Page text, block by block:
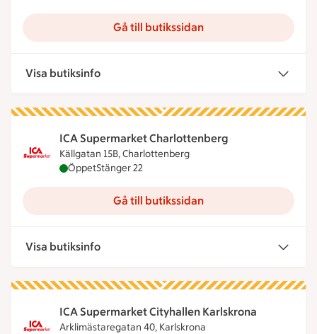
Gå till butikssidan
Visa butiksinfo
ICA Supermarket Charlottenberg
Källgatan 15B, Charlottenberg
ICA Supermarket Charlottenberg är öppen nu,
ÖppetStänger 22
Gå till butikssidan
Visa butiksinfo
ICA Supermarket Cityhallen Karlskrona
Arklimästaregatan 40, Karlskrona